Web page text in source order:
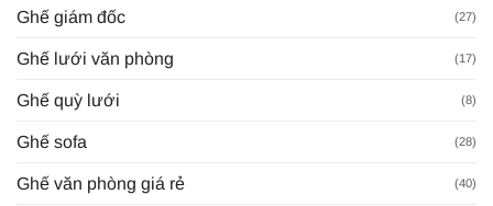
Ghế giám đốc (27)
Ghế lưới văn phòng (17)
Ghế quỳ lưới (8)
Ghế sofa (28)
Ghế văn phòng giá rẻ (40)